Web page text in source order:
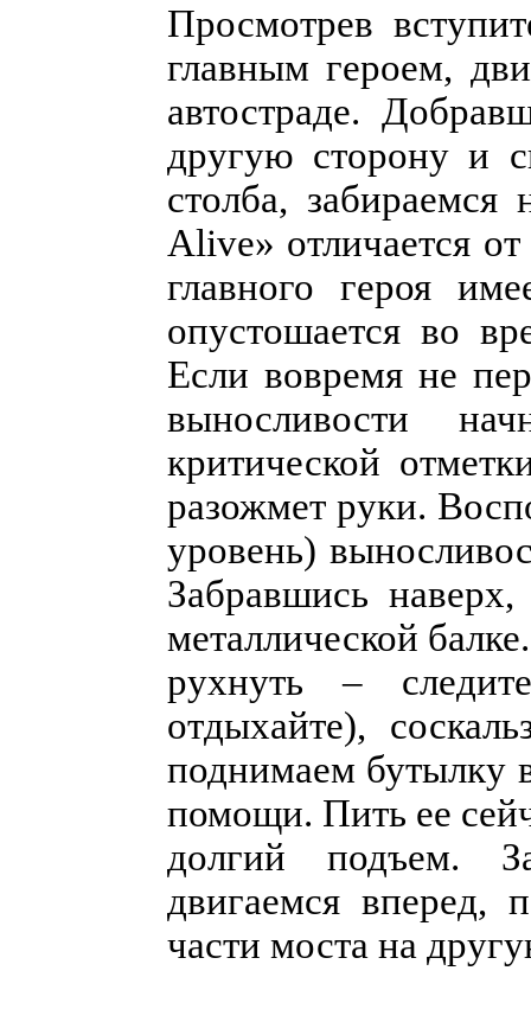
Просмотрев
главным героем,
автостраде.
другую сторону и
столба,
Alive» отличается
главного героя
опустошается во
Если вовремя не
выносливости
критической
разожмет руки.
уровень)
Забравшись
металлической
рухнуть –
отдыхайте),
поднимаем
помощи. Пить ее
долгий подъем.
двигаемся вперед,
части моста на